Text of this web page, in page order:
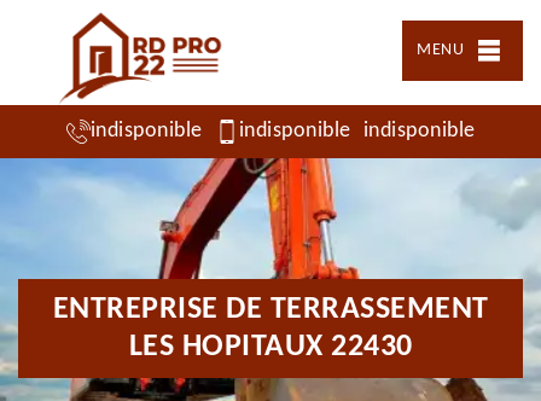
MENU
indisponible indisponible indisponible
ENTREPRISE DE TERRASSEMENT
LES HOPITAUX 22430